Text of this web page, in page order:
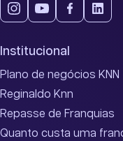
Institucional
Plano de negócios KNN
Reginaldo Knn
Repasse de Franquias
Quanto custa uma